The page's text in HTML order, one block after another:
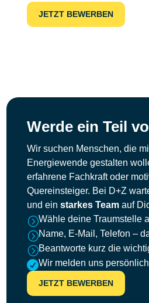
JETZT BEWERBEN
Werde ein Teil
Wir suchen Menschen, die
Energiewende gestalten
erfahrene Fachkraft oder
Quereinsteiger. Bei D+Z
und einstarkes Team auf
=Wähle deine Traumstelle
=Name, E-Mail, Telefon –
=Beantworte kurz die
Wir melden uns
JETZT BEWERBEN